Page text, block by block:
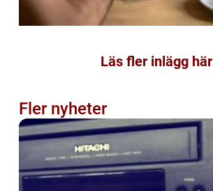
Läs fler inlägg här
Fler nyheter